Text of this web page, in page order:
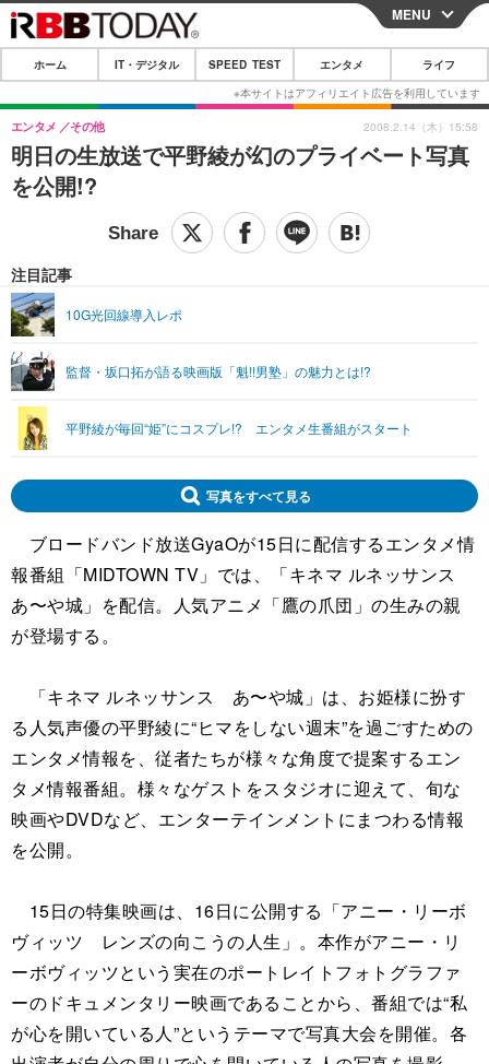
CLOSE
ホーム
IT・デジタル
IT・デジタルTOP スマートフォン
その他
SPEED TEST
映画・ドラマ
グラビア ブログ
ショッピング その他
ライフTOP
リリース一覧
プッシュ通知の停止方法
MENU
ホーム IT・デジタル SPEED TEST エンタメ ライフ
明日の生放送で平野綾が幻のプライベート写真
を公開!?
エンタメ その他
注目記事
10G光回線導入レポ
監督・坂口拓が語る映画版「魁!!男塾」の魅力とは!?
平野綾が毎回“姫”にコスプレ!? エンタメ生番組がスタート
2008.2.14（木）15:58
写真をすべて見る
ブロードバンド放送GyaOが15日に配信するエンタメ情
報番組「MIDTOWN TV」では、「キネマ ルネッサンス
あ〜や城」を配信。人気アニメ「鷹の爪団」の生みの親
が登場する。
「キネマ ルネッサンス あ〜や城」は、お姫様に扮す
る人気声優の平野綾に“ヒマをしない週末”を過ごすための
エンタメ情報を、従者たちが様々な角度で提案するエン
タメ情報番組。様々なゲストをスタジオに迎えて、旬な
映画やDVDなど、エンターテインメントにまつわる情報
を公開。
15日の特集映画は、16日に公開する「アニー・リーボ
ヴィッツ レンズの向こうの人生」。本作がアニー・リ
ーボヴィッツという実在のポートレイトフォトグラファ
ーのドキュメンタリー映画であることから、番組では“私
が心を開いている人”というテーマで写真大会を開催。各